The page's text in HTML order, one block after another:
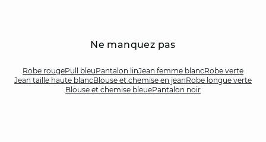
Ne manquez pas
Robe rougePull bleuPantalon linJean femme blancRobe verte
Jean taille haute blancBlouse et chemise en jeanRobe longue verte
Blouse et chemise bleuePantalon noir